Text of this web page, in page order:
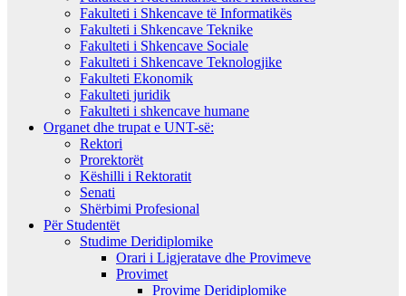
Fakulteti i Shkencave të Informatikës
Fakulteti i Shkencave Teknike
Fakulteti i Shkencave Sociale
Fakulteti i Shkencave Teknologjike
Fakulteti Ekonomik
Fakulteti juridik
Fakulteti i shkencave humane
Organet dhe trupat e UNT-së:
Rektori
Prorektorët
Këshilli i Rektoratit
Senati
Shërbimi Profesional
Për Studentët
Studime Deridiplomike
Orari i Ligjeratave dhe Provimeve
Provimet
Provime Deridiplomike